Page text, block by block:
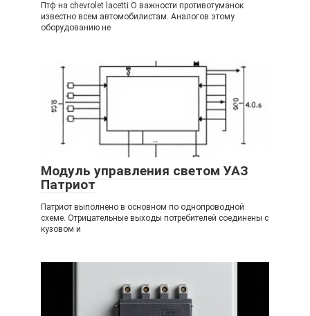
Птф на chevrolet lacetti О важности противотуманок
известно всем автомобилистам. Аналогов этому
оборудованию не
Модуль управления светом УАЗ
Патриот
Патриот выполнено в основном по однопроводной
схеме. Отрицательные выходы потребителей соединены с
кузовом и